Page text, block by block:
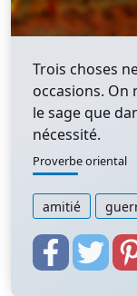
Trois choses
occasions. On
le sage que
nécessité.
Proverbe oriental
amitié